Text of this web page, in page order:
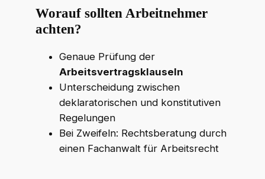
Worauf sollten Arbeitnehmer
achten?
Genaue Prüfung der
Arbeitsvertragsklauseln
Unterscheidung zwischen
deklaratorischen und konstitutiven
Regelungen
Bei Zweifeln: Rechtsberatung durch
einen Fachanwalt für Arbeitsrecht